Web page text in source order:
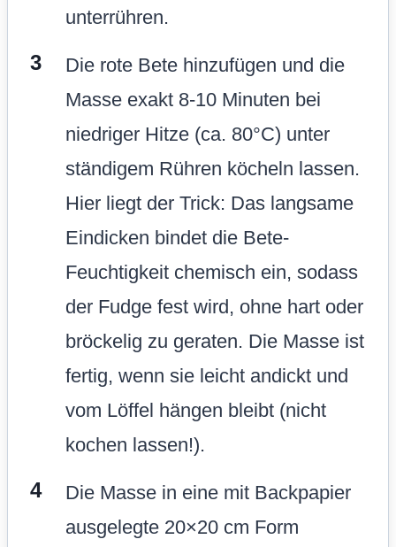
unterrühren.
Die rote Bete hinzufügen und die
Masse exakt 8-10 Minuten bei
niedriger Hitze (ca. 80°C) unter
ständigem Rühren köcheln lassen.
Hier liegt der Trick: Das langsame
Eindicken bindet die Bete-
Feuchtigkeit chemisch ein, sodass
der Fudge fest wird, ohne hart oder
bröckelig zu geraten. Die Masse ist
fertig, wenn sie leicht andickt und
vom Löffel hängen bleibt (nicht
kochen lassen!).
Die Masse in eine mit Backpapier
ausgelegte 20×20 cm Form